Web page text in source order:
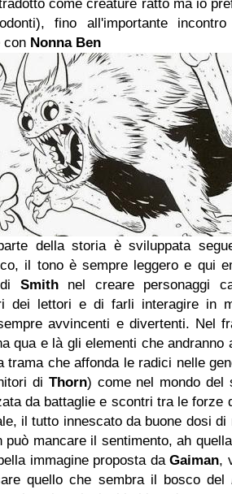
come creature ratto ma io
fino all'importante
con Nonna Ben
della storia è sviluppata
il tono è sempre leggero e qui
Smithnel creare personaggi
dei lettori e di farli interagire in
avvincenti e divertenti. Nel
qua e là gli elementi che andranno
trama che affonda le radici nelle
di Thorn) come nel mondo del
da battaglie e scontri tra le forze
il tutto innescato da buone dosi di
può mancare il sentimento, ah
immagine proposta daGaiman,
quello che sembra il bosco del